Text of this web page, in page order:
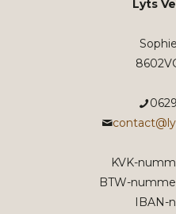
Lyts
KVK-
BTW-
IBAN-